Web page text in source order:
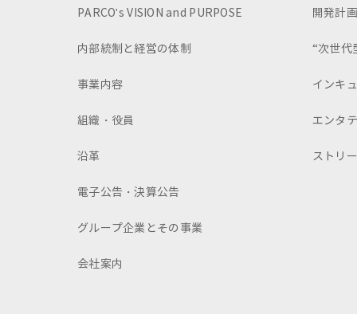
PARCO's VISION and PURPOSE
内部統制と経営の体制
事業内容
組織・役員
沿革
電子公告・決算公告
グループ企業とその事業
会社案内
開発計画
“次世代
インキ
エンタ
ストリ